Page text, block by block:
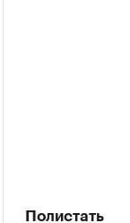
Полистать